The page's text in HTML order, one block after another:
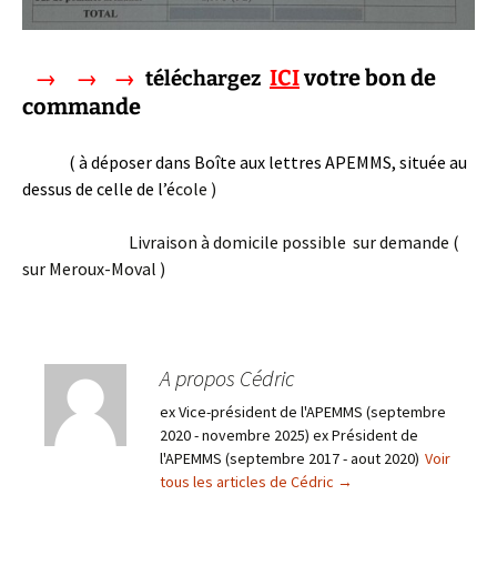
→ → → téléchargez ICIvotre bon de
commande
( à déposer dans Boîte aux lettres APEMMS, située au
dessus de celle de l’école )
Livraison à domicile possible sur demande (
sur Meroux-Moval )
A propos Cédric
ex Vice-président de l'APEMMS (septembre
2020 - novembre 2025) ex Président de
l'APEMMS (septembre 2017 - aout 2020) Voir
tous les articles de Cédric →